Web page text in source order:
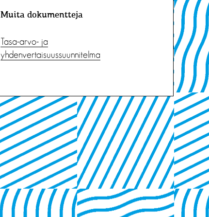
Muita dokumentteja
Tasa-arvo- ja
yhdenvertaisuussuunnitelma